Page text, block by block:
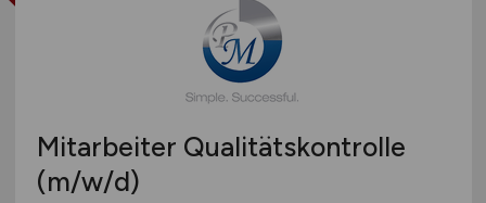
Mitarbeiter Qualitätskontrolle
(m/w/d)